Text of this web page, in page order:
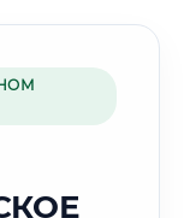
экспертиза"